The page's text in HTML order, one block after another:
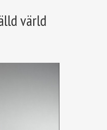
värld